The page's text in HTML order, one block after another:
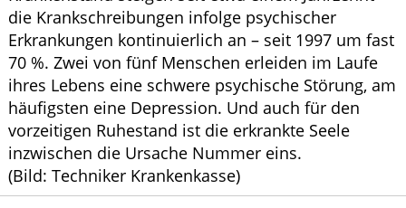
die Krankschreibungen infolge psychischer
Erkrankungen kontinuierlich an – seit 1997 um fast
70 %. Zwei von fünf Menschen erleiden im Laufe
ihres Lebens eine schwere psychische Störung, am
häufigsten eine Depression. Und auch für den
vorzeitigen Ruhestand ist die erkrankte Seele
inzwischen die Ursache Nummer eins.
(Bild: Techniker Krankenkasse)